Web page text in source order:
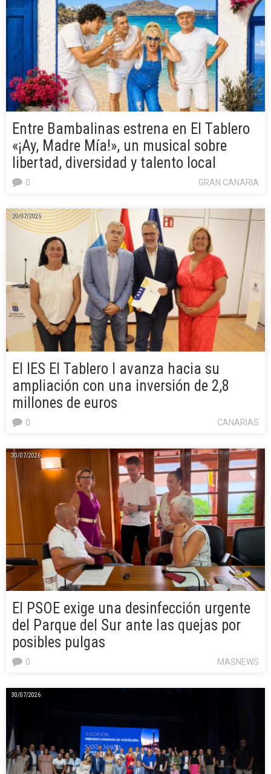
Entre Bambalinas estrena en El Tablero
«¡Ay, Madre Mía!», un musical sobre
libertad, diversidad y talento local
GRAN CANARIA
0
30/07/2026
El IES El Tablero I avanza hacia su
ampliación con una inversión de 2,8
millones de euros
CANARIAS
0
30/07/2026
El PSOE exige una desinfección urgente
del Parque del Sur ante las quejas por
posibles pulgas
MASNEWS
0
30/07/2026